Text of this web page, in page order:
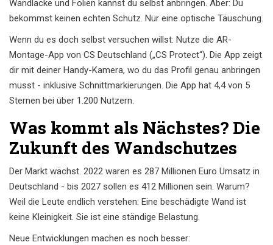
Wandlacke und Folien kannst du selbst anbringen. Aber: Du
bekommst keinen echten Schutz. Nur eine optische Täuschung.
Wenn du es doch selbst versuchen willst: Nutze die AR-
Montage-App von CS Deutschland („CS Protect“). Die App zeigt
dir mit deiner Handy-Kamera, wo du das Profil genau anbringen
musst - inklusive Schnittmarkierungen. Die App hat 4,4 von 5
Sternen bei über 1.200 Nutzern.
Was kommt als Nächstes? Die
Zukunft des Wandschutzes
Der Markt wächst. 2022 waren es 287 Millionen Euro Umsatz in
Deutschland - bis 2027 sollen es 412 Millionen sein. Warum?
Weil die Leute endlich verstehen: Eine beschädigte Wand ist
keine Kleinigkeit. Sie ist eine ständige Belastung.
Neue Entwicklungen machen es noch besser: